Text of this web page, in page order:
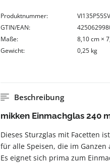
Produktnummer:
GTIN/EAN:
Maße:
8,10 cm ×
Gewicht:
0,25 kg
Beschreibung
mikken Einmachglas 240
Dieses Sturzglas mit Facetten
für alle Speisen, die im
Es eignet sich prima zum